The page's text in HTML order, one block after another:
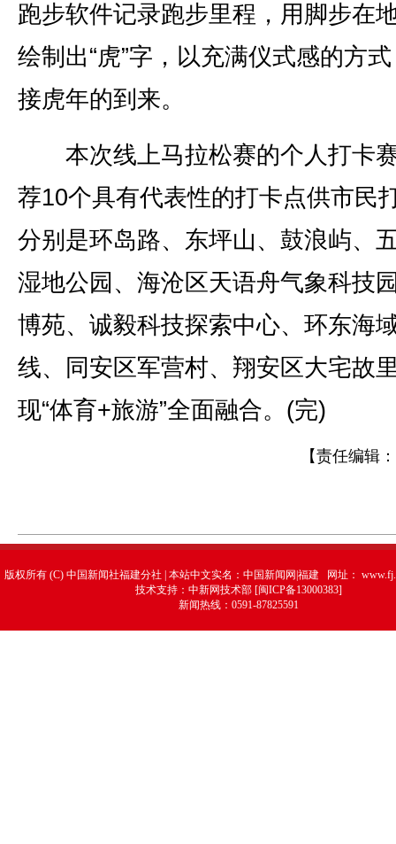
跑步软件记录跑步里程，用脚步在
绘制出“虎”字，以充满仪式感的方
接虎年的到来。
本次线上马拉松赛的个人打卡
荐10个具有代表性的打卡点供市民
分别是环岛路、东坪山、鼓浪屿、
湿地公园、海沧区天语舟气象科技
博苑、诚毅科技探索中心、环东海
线、同安区军营村、翔安区大宅故
现“体育+旅游”全面融合。(完)
【责任编辑：
版权所有 (C) 中国新闻社福建分社 | 本站中文实名：中国新闻网|福建 网址：
技术支持：中新网技术部 [闽ICP备13000383]
新闻热线：0591-87825591